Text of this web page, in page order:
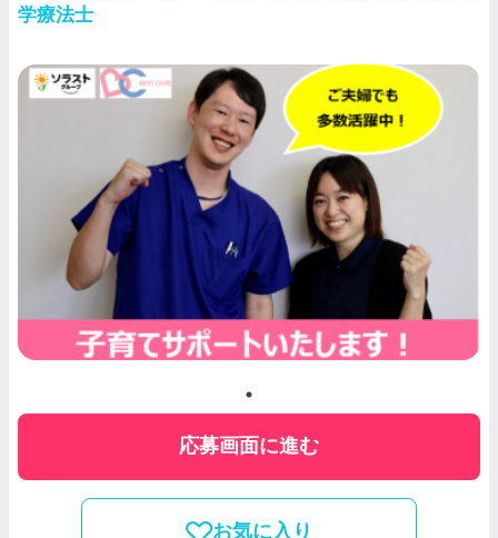
学療法士
応募画面に進む
お気に入り